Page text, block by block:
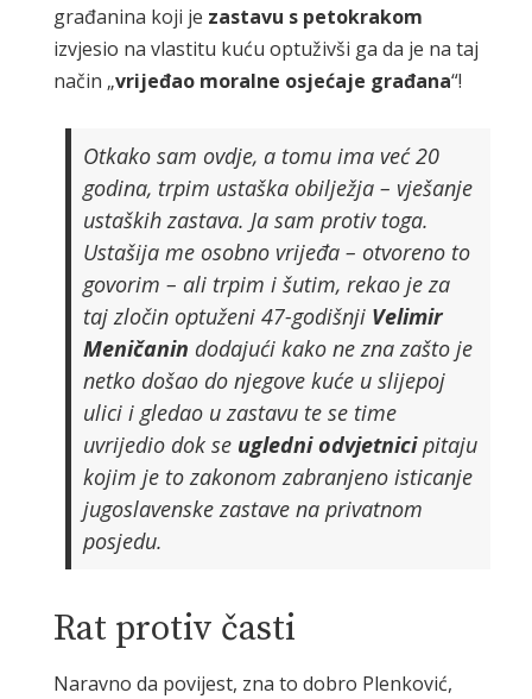
građanina koji je zastavu s petokrakom
izvjesio na vlastitu kuću optuživši ga da je na taj
način „vrijeđao moralne osjećaje građana“!
Otkako sam ovdje, a tomu ima već 20
godina, trpim ustaška obilježja – vješanje
ustaških zastava. Ja sam protiv toga.
Ustašija me osobno vrijeđa – otvoreno to
govorim – ali trpim i šutim, rekao je za
taj zločin optuženi 47-godišnji Velimir
Meničanin dodajući kako ne zna zašto je
netko došao do njegove kuće u slijepoj
ulici i gledao u zastavu te se time
uvrijedio dok se ugledni odvjetnicipitaju
kojim je to zakonom zabranjeno isticanje
jugoslavenske zastave na privatnom
posjedu.
Rat protiv časti
Naravno da povijest, zna to dobro Plenković,